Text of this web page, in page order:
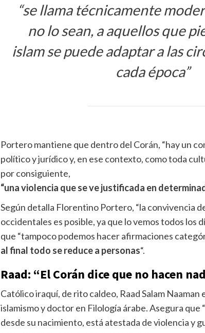
“se llama técnicamente
no lo sean, a aquellos que
islam se puede adaptar a las
cada época”
Portero mantiene que dentro del Corán, “hay un
político y jurídico y, en ese contexto, como toda
por consiguiente,
“una violencia que se ve justificada en
Según detalla Florentino Portero, “la convivencia
occidentales es posible, ya que lo vemos todos los
que “tampoco podemos hacer afirmaciones
al final todo se reduce a personas“.
Raad: “El Corán dice que no hacen
Católico iraquí, de rito caldeo, Raad Salam Naaman
islamismo y doctor en Filología árabe. Asegura que
desde su nacimiento, está atestada de violencia y